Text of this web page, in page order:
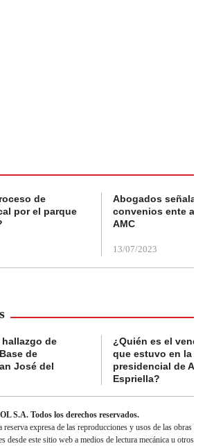
de
por el parque
Abogados
convenios ente
AMC
13/07/2023
de
de
José del
¿Quién es el
que estuvo en la
presidencial de
Espriella?
S.A. Todos los derechos reservados.
expresa de las reproducciones y usos de las obras
desde este sitio web a medios de lectura mecánica u otros